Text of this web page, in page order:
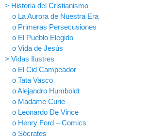
> Historia del Cristianismo
o La Aurora de Nuestra Era
o Primeras Persecusiones
o El Pueblo Elegido
o Vida de Jesús
> Vidas Ilustres
o El Cid Campeador
o Tata Vasco
o Alejandro Humboldt
o Madame Curie
o Leonardo De Vince
o Henry Ford – Comics
o Sócrates